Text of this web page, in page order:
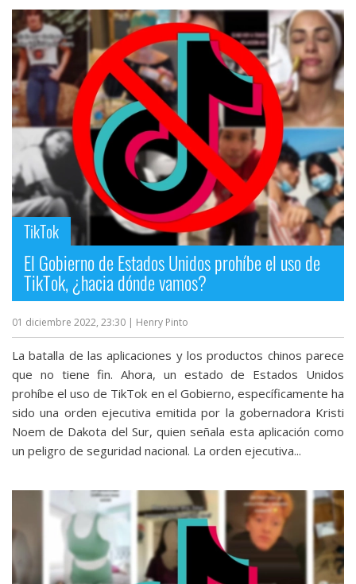
TikTok
El Gobierno de Estados Unidos prohíbe el uso de
TikTok, ¿hacia dónde vamos?
01 diciembre 2022, 23:30 | Henry Pinto
La batalla de las aplicaciones y los productos chinos parece
que no tiene fin. Ahora, un estado de Estados Unidos
prohíbe el uso de TikTok en el Gobierno, específicamente ha
sido una orden ejecutiva emitida por la gobernadora Kristi
Noem de Dakota del Sur, quien señala esta aplicación como
un peligro de seguridad nacional. La orden ejecutiva...